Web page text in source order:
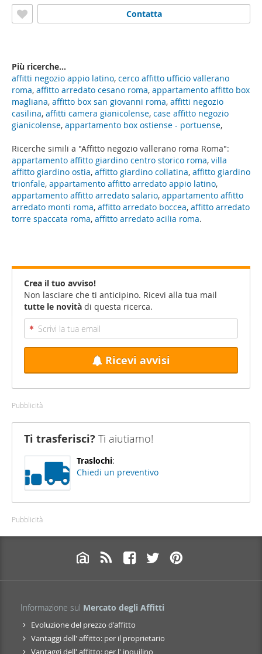
Ricerche simili a "Affitto negozio vallerano roma Roma":
appartamento affitto giardino centro storico roma, villa
affitto giardino ostia, affitto giardino collatina, affitto giardino
trionfale, appartamento affitto arredato appio latino,
appartamento affitto arredato salario, appartamento affitto
arredato monti roma, affitto arredato boccea, affitto arredato
torre spaccata roma, affitto arredato acilia roma.
Contatta
Più ricerche...
affitti negozio appio latino, cerco affitto ufficio vallerano
roma, affitto arredato cesano roma, appartamento affitto box
magliana, affitto box san giovanni roma, affitti negozio
casilina, affitti camera gianicolense, case affitto negozio
gianicolense, appartamento box ostiense - portuense,
Crea il tuo avviso!
Non lasciare che ti anticipino. Ricevi alla tua mail
tutte le novità di questa ricerca.
Ricevi avvisi
Pubblicità
Ti trasferisci? Ti aiutiamo!
Traslochi:
Chiedi un preventivo
Pubblicità
Informazione sul Mercato degli Affitti
Evoluzione del prezzo d'affitto
Vantaggi dell' affitto: per il proprietario
Vantaggi dell' affitto: per l' inquilino